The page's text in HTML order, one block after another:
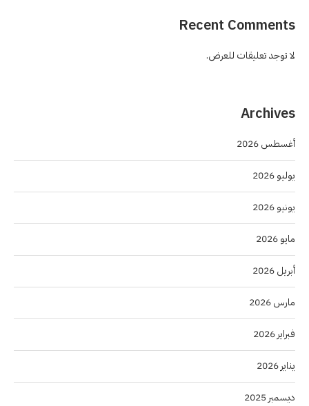
Recent Comments
لا توجد تعليقات للعرض.
Archives
أغسطس 2026
يوليو 2026
يونيو 2026
مايو 2026
أبريل 2026
مارس 2026
فبراير 2026
يناير 2026
ديسمبر 2025